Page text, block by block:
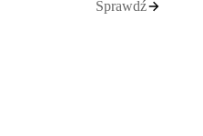
Sprawdź